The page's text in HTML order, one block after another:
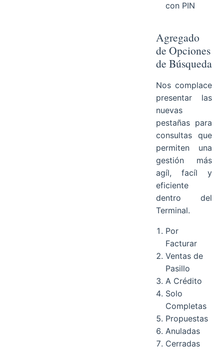
con PIN
Agregado
de Opciones
de Búsqueda
Nos complace
presentar las
nuevas
pestañas para
consultas que
permiten una
gestión más
agíl, facíl y
eficiente
dentro del
Terminal.
Por
Facturar
Ventas de
Pasillo
A Crédito
Solo
Completas
Propuestas
Anuladas
Cerradas